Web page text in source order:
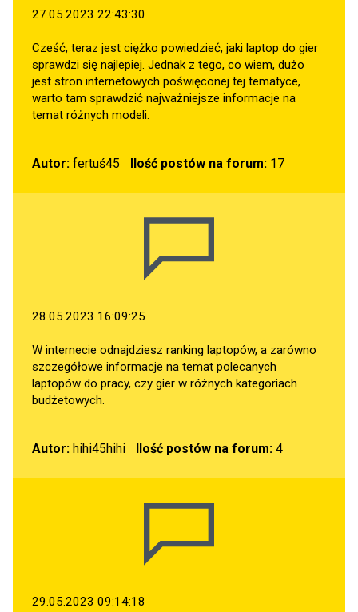
27.05.2023 22:43:30
Cześć, teraz jest ciężko powiedzieć, jaki laptop do gier
sprawdzi się najlepiej. Jednak z tego, co wiem, dużo
jest stron internetowych poświęconej tej tematyce,
warto tam sprawdzić najważniejsze informacje na
temat różnych modeli.
Autor: fertuś45 Ilość postów na forum:17
28.05.2023 16:09:25
W internecie odnajdziesz ranking laptopów, a zarówno
szczegółowe informacje na temat polecanych
laptopów do pracy, czy gier w różnych kategoriach
budżetowych.
Autor: hihi45hihi Ilość postów na forum:4
29.05.2023 09:14:18